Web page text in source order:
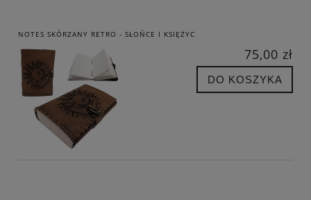
NOTES SKÓRZANY RETRO - SŁOŃCE I KSIĘŻYC
75,00 zł
DO KOSZYKA